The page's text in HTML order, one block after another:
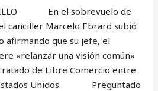
En el sobrevuelo de
canciller Marcelo Ebrard subió
afirmando que su jefe, el
«relanzar una visión común»
de Libre Comercio entre
Estados Unidos. Preguntado